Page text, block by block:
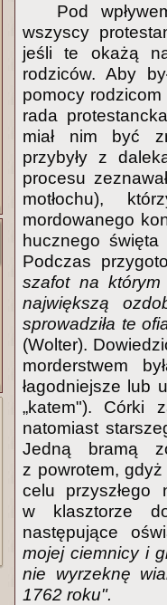
Pod
wszyscy
jeśli te okażą
rodziców. Aby
pomocy
rada
miał nim być
przybyły z
procesu
motłochu),
mordowanego
hucznego
Podczas
szafot na którym
największą
sprowadziła te
(Wolter).
morderstwem
łagodniejsze lub
„katem"). Córki
natomiast
Jedną bramą
z powrotem,
celu przyszłego
w klasztorze
następujące
mojej ciemnicy i
nie wyrzeknę
1762 roku".